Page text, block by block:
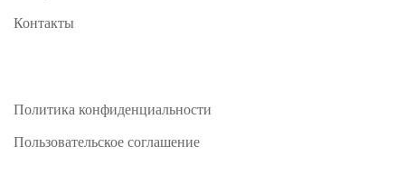
Контакты
Политика конфиденциальности
Пользовательское соглашение